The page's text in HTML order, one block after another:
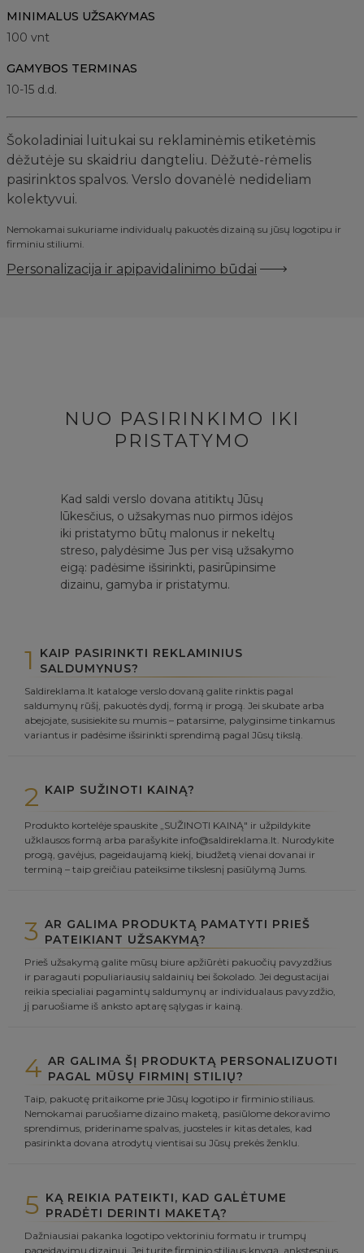
MINIMALUS UŽSAKYMAS
100 vnt
GAMYBOS TERMINAS
10-15 d.d.
Šokoladiniai luitukai su reklaminėmis etiketėmis
dėžutėje su skaidriu dangteliu. Dėžutė-rėmelis
pasirinktos spalvos. Verslo dovanėlė nedideliam
kolektyvui.
Nemokamai sukuriame individualų pakuotės dizainą su jūsų logotipu ir
firminiu stiliumi.
Personalizacija ir apipavidalinimo būdai
NUO PASIRINKIMO IKI
PRISTATYMO
Kad saldi verslo dovana atitiktų Jūsų
lūkesčius, o užsakymas nuo pirmos idėjos
iki pristatymo būtų malonus ir nekeltų
streso, palydėsime Jus per visą užsakymo
eigą: padėsime išsirinkti, pasirūpinsime
dizainu, gamyba ir pristatymu.
1
KAIP PASIRINKTI REKLAMINIUS
SALDUMYNUS?
Saldireklama.lt kataloge verslo dovaną galite rinktis pagal
saldumynų rūšį, pakuotės dydį, formą ir progą. Jei skubate arba
abejojate, susisiekite su mumis – patarsime, palyginsime tinkamus
variantus ir padėsime išsirinkti sprendimą pagal Jūsų tikslą.
2 KAIP SUŽINOTI KAINĄ?
Produkto kortelėje spauskite „SUŽINOTI KAINĄ" ir užpildykite
užklausos formą arba parašykite info@saldireklama.lt. Nurodykite
progą, gavėjus, pageidaujamą kiekį, biudžetą vienai dovanai ir
terminą – taip greičiau pateiksime tikslesnį pasiūlymą Jums.
3 AR GALIMA PRODUKTĄ PAMATYTI PRIEŠ
PATEIKIANT UŽSAKYMĄ?
Prieš užsakymą galite mūsų biure apžiūrėti pakuočių pavyzdžius
ir paragauti populiariausių saldainių bei šokolado. Jei degustacijai
reikia specialiai pagamintų saldumynų ar individualaus pavyzdžio,
jį paruošiame iš anksto aptarę sąlygas ir kainą.
4 AR GALIMA ŠĮ PRODUKTĄ PERSONALIZUOTI
PAGAL MŪSŲ FIRMINĮ STILIŲ?
Taip, pakuotę pritaikome prie Jūsų logotipo ir firminio stiliaus.
Nemokamai paruošiame dizaino maketą, pasiūlome dekoravimo
sprendimus, prideriname spalvas, juosteles ir kitas detales, kad
pasirinkta dovana atrodytų vientisai su Jūsų prekės ženklu.
5 KĄ REIKIA PATEIKTI, KAD GALĖTUME
PRADĖTI DERINTI MAKETĄ?
Dažniausiai pakanka logotipo vektoriniu formatu ir trumpų
pageidavimų dizainui. Jei turite firminio stiliaus knygą, ankstesnius